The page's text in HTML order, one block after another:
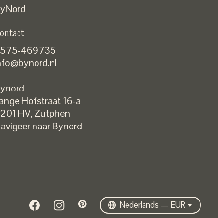
469735
Hofstraat 16-a
HV,Zutphen
naar Bynord
Nederlands — EUR